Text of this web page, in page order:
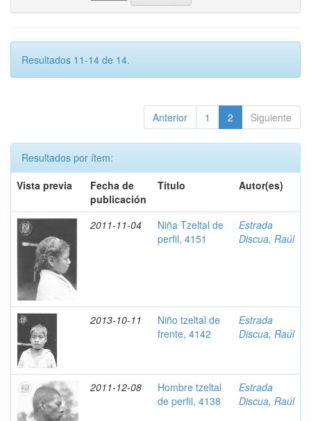
Resultados 11-14 de 14.
Anterior 1 2 Siguiente
Resultados por ítem:
Vista previa
Fecha de
publicación
Título Autor(es)
2011-11-04
Niña Tzeltal de
perfil, 4151
Estrada
Discua, Raúl
2013-10-11
Niño tzeltal de
frente, 4142
Estrada
Discua, Raúl
2011-12-08
Hombre tzeltal
de perfil, 4138
Estrada
Discua, Raúl